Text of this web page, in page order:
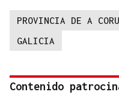
PROVINCIA DE A
GALICIA
Contenido